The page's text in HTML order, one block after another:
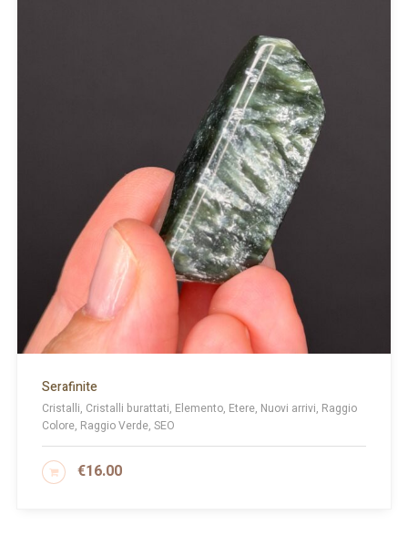
Serafinite
Cristalli, Cristalli burattati, Elemento, Etere, Nuovi arrivi, Raggio
Colore, Raggio Verde, SEO
€16.00
AGGIUNGI AL CARRELLO